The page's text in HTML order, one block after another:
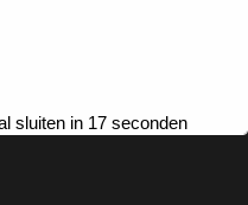
sluiten in 17 seconden